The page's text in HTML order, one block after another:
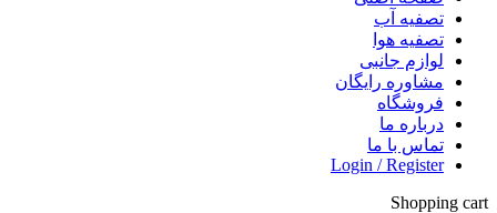
تصفیه آب
تصفیه هوا
لوازم جانبی
مشاوره رایگان
فروشگاه
درباره ما
تماس با ما
Login / Register
Shopping cart